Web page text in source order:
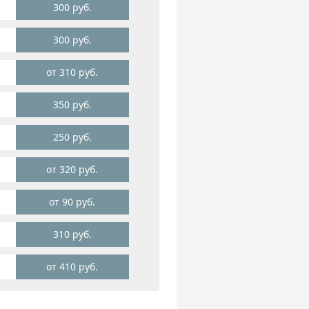
300 руб.
300 руб.
от 310 руб.
350 руб.
250 руб.
от 320 руб.
от 90 руб.
310 руб.
от 410 руб.